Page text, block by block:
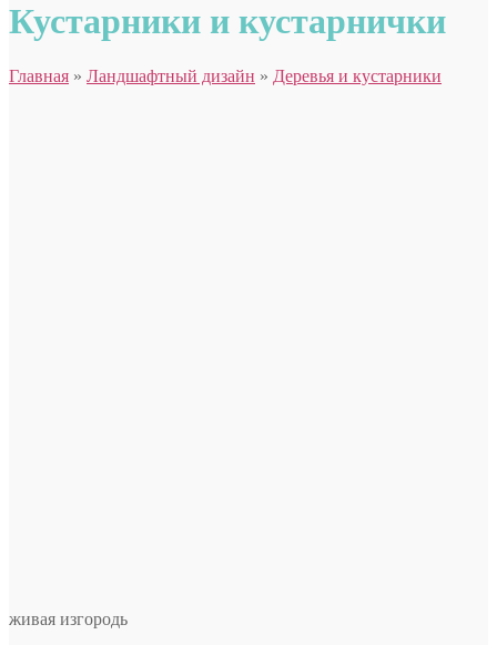
Кустарники и кустарнички
Главная » Ландшафтный дизайн » Деревья и кустарники
живая изгородь